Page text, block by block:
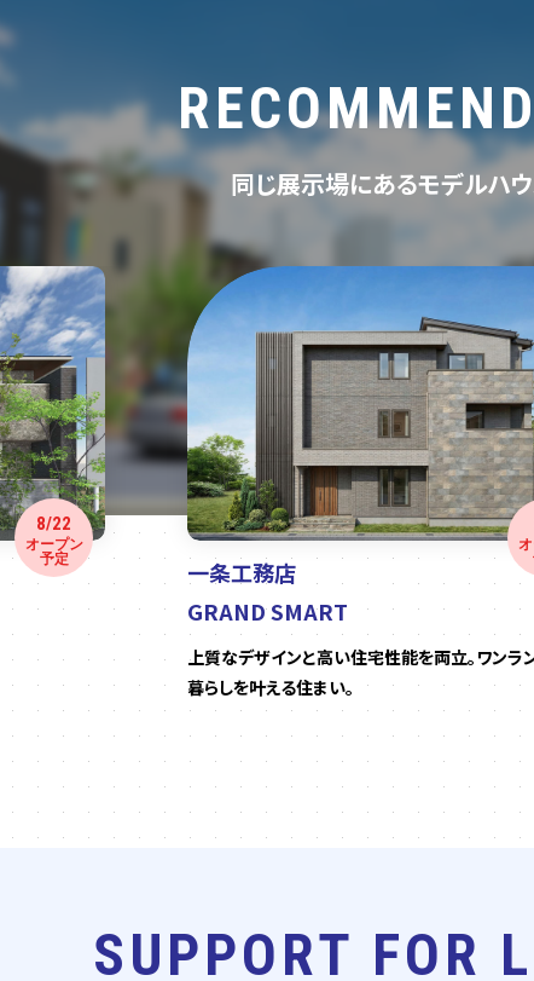
同じ展示場にあるモデルハ
8/22
オープン
予定
一条工務店
GRAND SMART
上質なデザインと高い住宅性能を両立。ワンラ
暮らしを叶える住まい。
SUPPORT FOR